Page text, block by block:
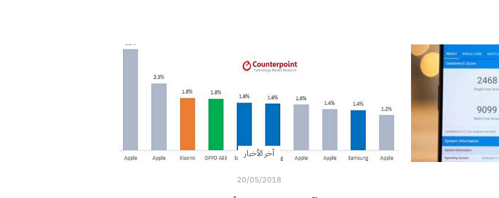
آخر الأخبار
20/05/2018